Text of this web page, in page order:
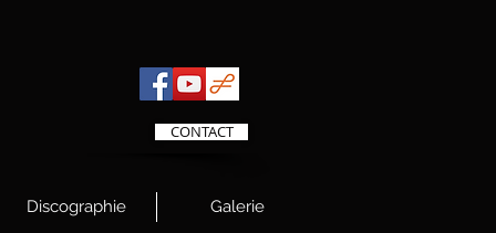
CONTACT
Discographie Galerie